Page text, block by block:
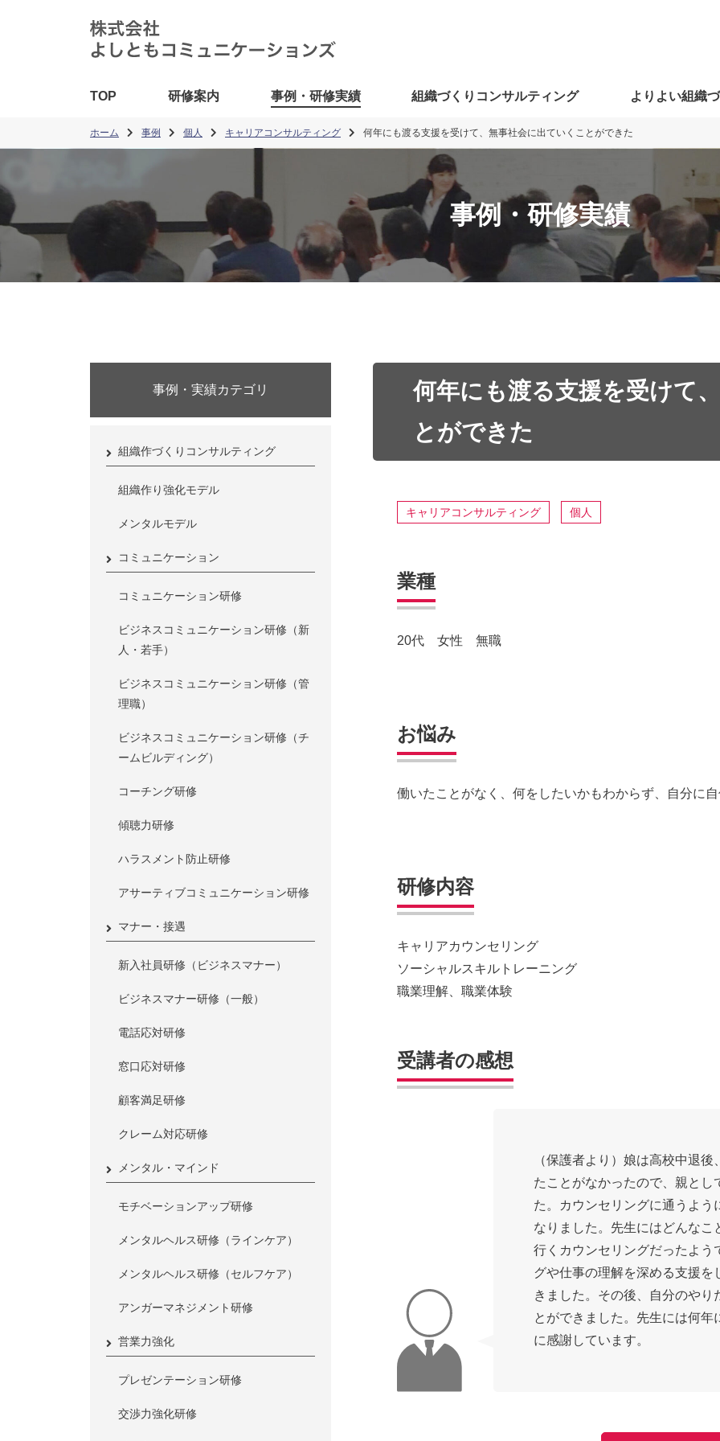
TOP 研修案内 事例・研修実績 組織づくりコンサルティング よりよい組織
ホーム 事例 個人 キャリアコンサルティング 何年にも渡る支援を受けて、無事社会に出ていくことができた
事例・研修実績
何年にも渡る支援を受けて
とができた
キャリアコンサルティング 個人
業種
20代 女性 無職
お悩み
働いたことがなく、何をしたいかもわからず、自分に
研修内容
キャリアカウンセリング
ソーシャルスキルトレーニング
職業理解、職業体験
受講者の感想
（保護者より）娘は高校中退
たことがなかったので、親と
た。カウンセリングに通うよ
なりました。先生にはどんな
行くカウンセリングだったよう
グや仕事の理解を深める支援
きました。その後、自分のや
とができました。先生には何
に感謝しています。
事例・実績カテゴリ
組織作づくりコンサルティング
組織作り強化モデル
メンタルモデル
コミュニケーション
コミュニケーション研修
ビジネスコミュニケーション研修（新
人・若手）
ビジネスコミュニケーション研修（管
理職）
ビジネスコミュニケーション研修（チ
ームビルディング）
コーチング研修
傾聴力研修
ハラスメント防止研修
アサーティブコミュニケーション研修
マナー・接遇
新入社員研修（ビジネスマナー）
ビジネスマナー研修（一般）
電話応対研修
窓口応対研修
顧客満足研修
クレーム対応研修
メンタル・マインド
モチベーションアップ研修
メンタルヘルス研修（ラインケア）
メンタルヘルス研修（セルフケア）
アンガーマネジメント研修
営業力強化
プレゼンテーション研修
交渉力強化研修